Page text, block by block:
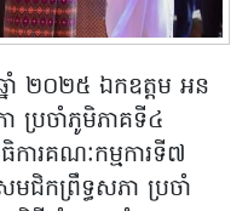
ឆ្នាំ ២០២៥ ឯកឧត្ដម អន
ប្រចាំភូមិភាគទី៤
ារគណៈកម្មការទី៧
មជិកព្រឹទ្ធសភា ប្រចាំ